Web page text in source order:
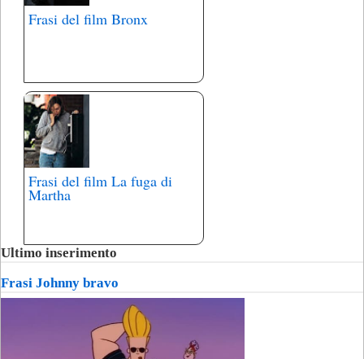
Frasi del film Bronx
Frasi del film La fuga di
Martha
Ultimo inserimento
Frasi Johnny bravo